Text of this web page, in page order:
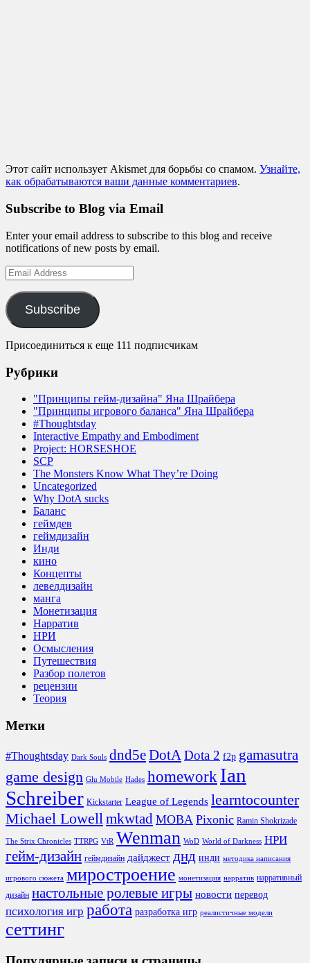
Этот сайт использует Akismet для борьбы со спамом. Узнайте,
как обрабатываются ваши данные комментариев.
Subscribe to Blog via Email
Enter your email address to subscribe to this blog and receive
notifications of new posts by email.
Email
Address
Subscribe
Присоединиться к еще 111 подписчикам
Рубрики
"Принципы гейм-дизайна" Яна Шрайбера
"Принципы игрового баланса" Яна Шрайбера
#Thoughtsday
Interactive Empathy and Embodiment
Project: HORSESHOE
SCP
The Monsters Know What They’re Doing
Uncategorized
Why DotA sucks
Баланс
геймдев
геймдизайн
Инди
кино
Концепты
левелдизайн
манга
Монетизация
Нарратив
НРИ
Осмысления
Путешествия
Разбор полетов
рецензии
Теория
Метки
#Thoughtsday Dark Souls dnd5eDotA Dota 2 f2p gamasutra
game design Glu Mobile Hades homework Ian
Schreiber Kickstarter League of Legends learntocounter
Michael Lowell mkwtad MOBA Pixonic Ramin Shokrizade
The Strix Chronicles TTRPG VtR Wenman WoD World of Darkness НРИ
гейм-дизайн геймдизайн дайджест днд инди методика написания
игрового сюжета миростроение монетизация нарратив нарративный
дизайн настольные ролевые игры новости перевод
психология игр работа разработка игр реалистичные модели
сеттинг